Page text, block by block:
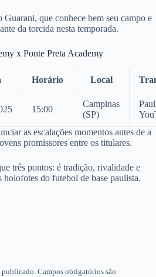
que conhece bem seu campo e
da torcida nesta temporada.
x Ponte Preta Academy
Horário Local
15:00
Campinas
(SP)
as escalações momentos antes de a
promissores entre os titulares.
três pontos: é tradição, rivalidade e
do futebol de base paulista.
publicado. Campos obrigatórios são